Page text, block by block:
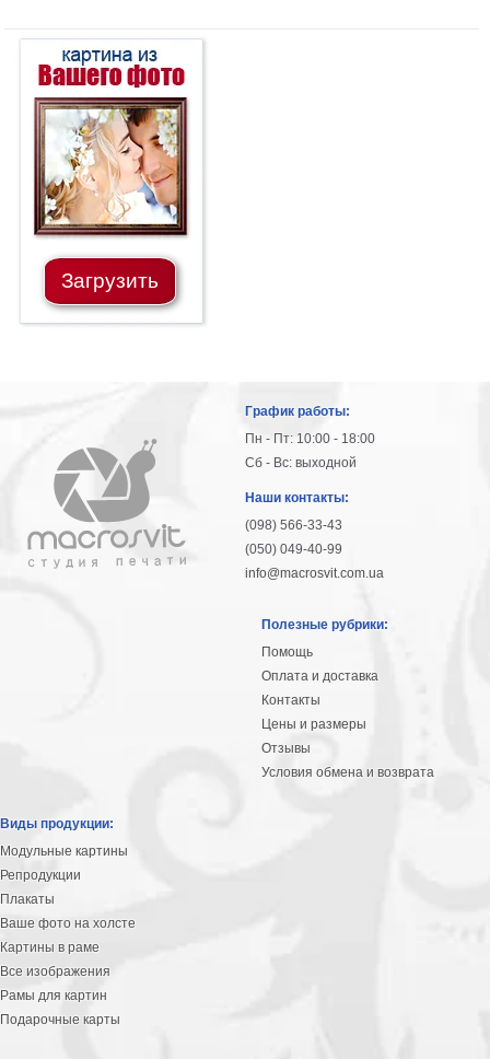
Загрузить
График работы:
Пн - Пт: 10:00 - 18:00
Сб - Вс: выходной
Наши контакты:
(098) 566-33-43
(050) 049-40-99
info@macrosvit.com.ua
Полезные рубрики:
Помощь
Оплата и доставка
Контакты
Цены и размеры
Отзывы
Условия обмена и возврата
Виды продукции:
Модульные картины
Репродукции
Плакаты
Ваше фото на холсте
Картины в раме
Все изображения
Рамы для картин
Подарочные карты